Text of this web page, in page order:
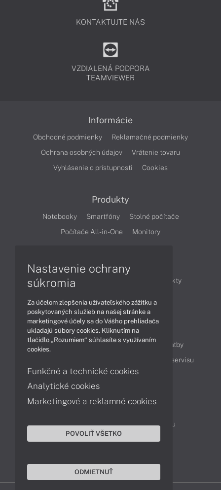
KONTAKTUJTE NÁS
VZDIALENÁ PODPORA
TEAMVIEWER
Informácie
Obchodné podmienky
Reklamačné podmienky
Ochrana osobných údajov
Vrátenie tovaru
Vyhlásenie o prístupnosti
Cookies
Produkty
Notebooky Smartfóny
Stolné počítače
Počítače All-in-One
Monitory
Články
Obchodné informácie
Produkty
Obsah
Ako nakupovať
Možnosti doručenia a platby
Cenník servisu
Kontakty
Servisné oddelenie
Reklamácia tovaru
Nastavenie ochrany
súkromia
Za účelom zlepšenia užívateľského zážitku a
poskytovaných služieb na našej stránke a
marketingové účely sa do Vášho prehliadača
ukladajú súbory cookies. Kliknutím na
tlačidlo „Rozumiem“ súhlasíte s využívaním
cookies.
Funkčné a technické cookies
Analytické cookies
Marketingové a reklamné cookies
POVOLIŤ VŠETKO
ODMIETNUŤ